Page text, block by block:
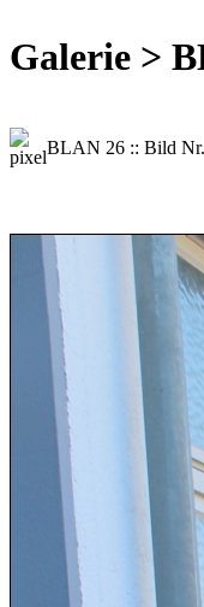
Galerie >
BLAN 26 :: Bild